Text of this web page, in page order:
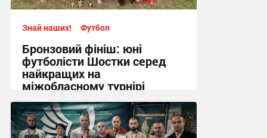
Знай наших! Футбол
Бронзовий фініш: юні
футболісти Шостки серед
найкращих на
міжобласному турнірі
11:57, 4.08.2026